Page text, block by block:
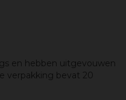
en hebben uitgevouwen
verpakking bevat 20